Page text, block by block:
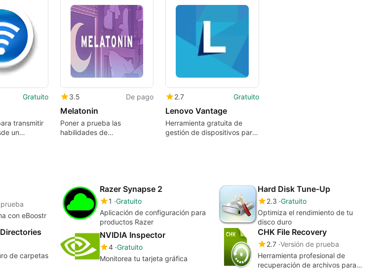
Gratuito
transmitir
un
3.5 De pago
Melatonin
Poner a prueba las
habilidades de
2.7 Gratuito
Lenovo Vantage
Herramienta gratuita de
gestión de dispositivos para
con eBoostr
Razer Synapse 2
1 Gratuito
Aplicación de configuración para
productos Razer
Hard Disk Tune-Up
2.3 Gratuito
Optimiza el rendimiento de tu
disco duro
de carpetas
NVIDIA Inspector
4 Gratuito
Monitorea tu tarjeta gráfica
CHK File Recovery
2.7 Versión de prueba
Herramienta profesional de
recuperación de archivos para